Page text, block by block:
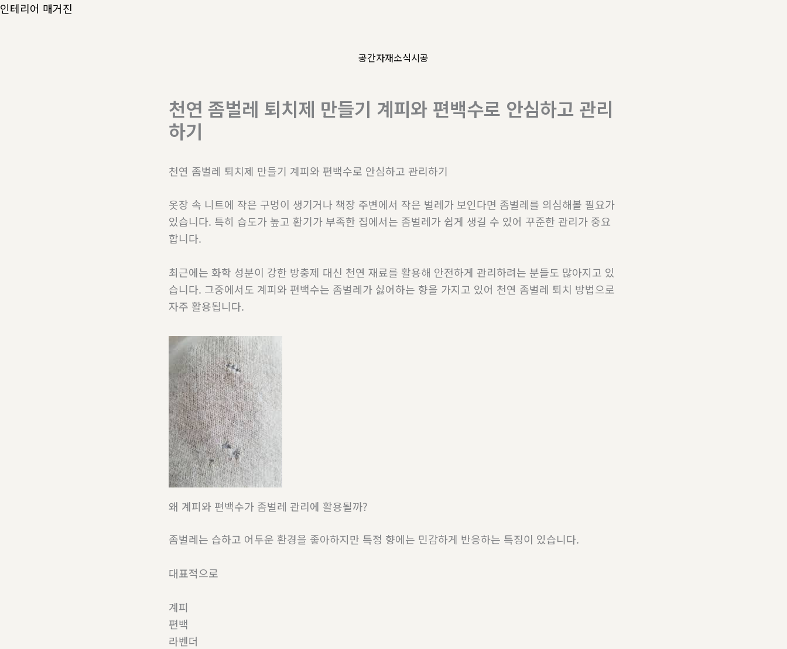
콘
인테리어 매거진
공간자재소식시공
천연 좀벌레 퇴치제 만들기 계피와 편백수로 안심하고 관리
하기
천연 좀벌레 퇴치제 만들기 계피와 편백수로 안심하고 관리하기
옷장 속 니트에 작은 구멍이 생기거나 책장 주변에서 작은 벌레가 보인다면 좀벌레를 의심해볼 필요가
있습니다. 특히 습도가 높고 환기가 부족한 집에서는 좀벌레가 쉽게 생길 수 있어 꾸준한 관리가 중요
합니다.
최근에는 화학 성분이 강한 방충제 대신 천연 재료를 활용해 안전하게 관리하려는 분들도 많아지고 있
습니다. 그중에서도 계피와 편백수는 좀벌레가 싫어하는 향을 가지고 있어 천연 좀벌레 퇴치 방법으로
자주 활용됩니다.
왜 계피와 편백수가 좀벌레 관리에 활용될까?
좀벌레는 습하고 어두운 환경을 좋아하지만 특정 향에는 민감하게 반응하는 특징이 있습니다.
대표적으로
계피
편백
라벤더